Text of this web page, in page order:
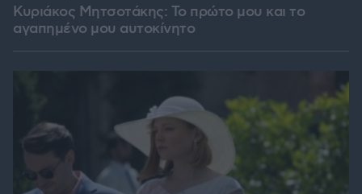
Κυριάκος Μητσοτάκης: Το πρώτο μου και το
αγαπημένο μου αυτοκίνητο